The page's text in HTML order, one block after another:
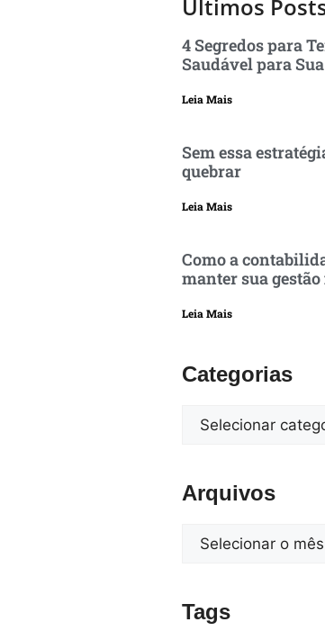
Últimos
4 Segredos para
Saudável para
Leia Mais
Sem essa
quebrar
Leia Mais
Como a
manter sua
Leia Mais
Categorias
Arquivos
Tags